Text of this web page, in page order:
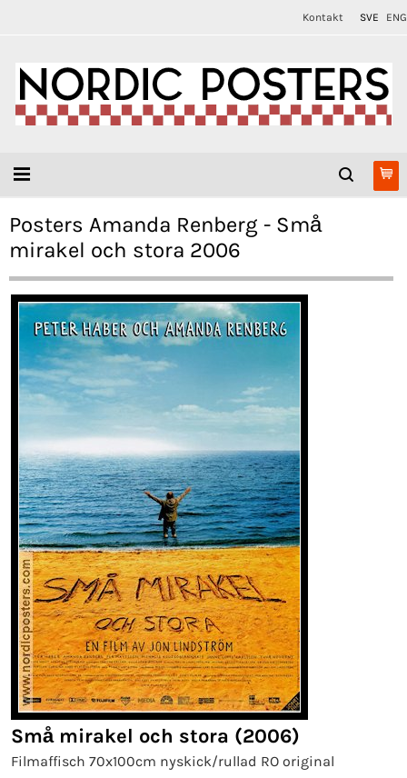
Kontakt SVE ENG
Posters Amanda Renberg - Små
mirakel och stora 2006
Små mirakel och stora (2006)
Filmaffisch 70x100cm nyskick/rullad RO original